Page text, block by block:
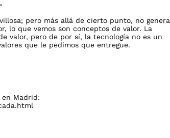
pero más allá de cierto punto, no genera
lo que vemos son conceptos de valor. La
valor, pero de por sí, la tecnología no es un
que le pedimos que entregue.
Madrid: